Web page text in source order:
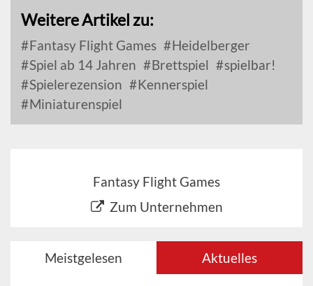
Weitere Artikel zu:
Fantasy Flight Games
Heidelberger
Spiel ab 14 Jahren
Brettspiel
spielbar!
Spielerezension
Kennerspiel
Miniaturenspiel
Fantasy Flight Games
Zum Unternehmen
Meistgelesen Aktuelles